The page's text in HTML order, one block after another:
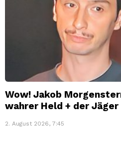
Wow! Jakob
wahrer Held + der
2. August 2026, 7:45